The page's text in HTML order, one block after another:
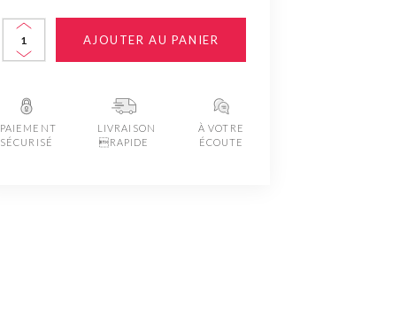
AJOUTER AU PANIER
PAIEMENT
SÉCURISÉ
LIVRAISON
RAPIDE
À VOTRE
ÉCOUTE